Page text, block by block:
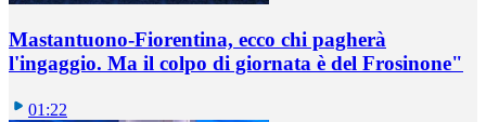
Mastantuono-Fiorentina, ecco chi pagherà
l'ingaggio. Ma il colpo di giornata è del Frosinone"
01:22